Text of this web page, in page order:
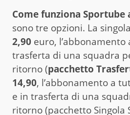
Come funziona Sportube
sono tre opzioni. La
2,90 euro,
trasferta di una squadra
ritorno (pacchetto
14,90, l’abbonamento a
e in trasferta di una
ritorno (pacchetto Singola